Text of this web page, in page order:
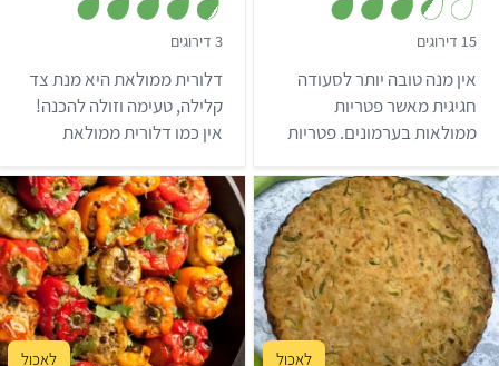
15 דירוגים
.
4
מ
ת
ו
אין מנה טובה יותר לסעודה
חגיגית מאשר פטריות
ממולאות בערמונים. פטריות
טעימה בטירוף שתרשים את
כל אורחי השולחן ותשתלב
נהדר בכל סעודת חג.
3 דירוגים
.
7
מ
ת
ו
דלורית ממולאת היא מנת צד
קלילה, טעימה וזולה להכנה!
אין כמו דלורית ממולאת
את הארוחה בחיוך.
קל שעה ו-10 דקות בינוני שעה ו-20 דקות